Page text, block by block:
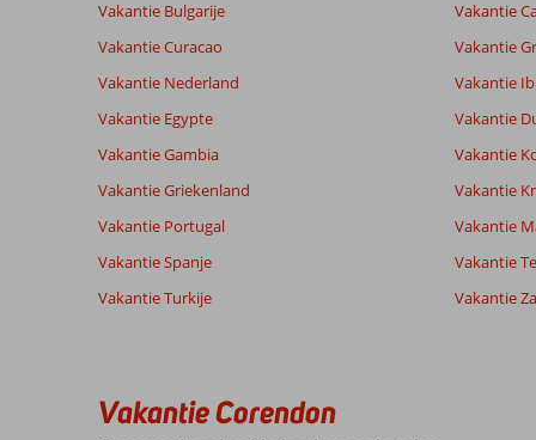
Vakantie Bulgarije
Vakantie Curacao
Vakantie Nederland
Vakantie Egypte
Vakantie Gambia
Vakantie Griekenland
Vakantie Portugal
Vakantie Spanje
Vakantie Turkije
Vakantie
Vakantie
Vakantie
Vakantie
Vakantie
Vakantie
Vakantie
Vakantie
Vakantie
Vakantie Corendon